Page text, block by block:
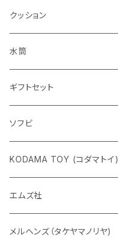
クッション
水筒
ギフトセット
ソフビ
KODAMA TOY (コダマトイ)
チャーミーちゃん
五型動物
エムズ社
デコちゃん
メルヘンズ（タケヤマノリヤ)